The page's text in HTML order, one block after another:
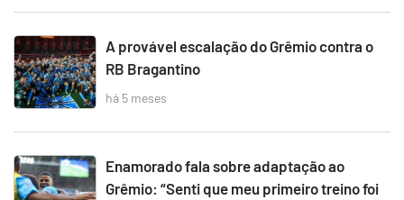
A provável escalação do Grêmio contra o
RB Bragantino
há 5 meses
Enamorado fala sobre adaptação ao
Grêmio: “Senti que meu primeiro treino foi